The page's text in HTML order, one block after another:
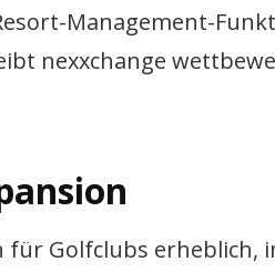
Management-
nexxchange
Golfclubs erheblich,